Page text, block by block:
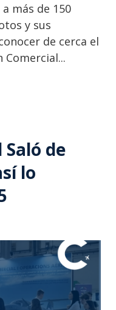
más de 150
y sus
de cerca el
Comercial...
de
lo